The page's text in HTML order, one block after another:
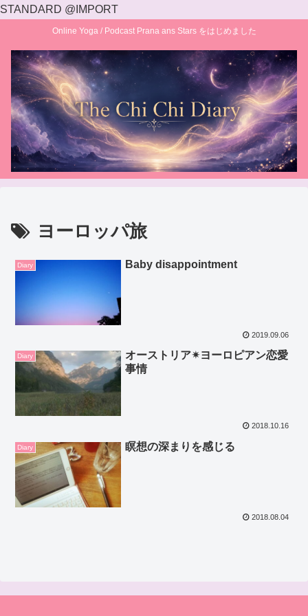
STANDARD @IMPORT
Online Yoga / Podcast Prana ans Stars をはじめました
ヨーロッパ旅
Diary Baby disappointment
2019.09.06
Diary
オーストリア✴ヨーロピアン恋愛
事情
2018.10.16
Diary 瞑想の深まりを感じる
2018.08.04